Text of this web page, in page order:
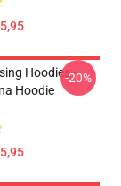
Hoodies -
Hoodie
-20%